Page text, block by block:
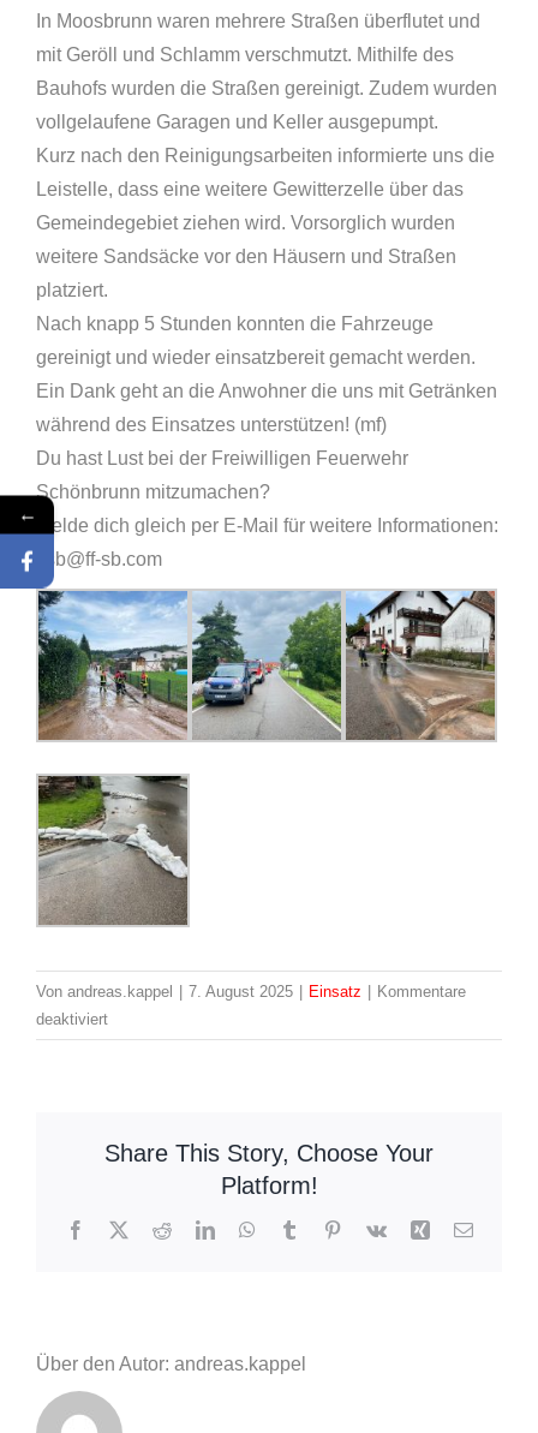
In Moosbrunn waren mehrere Straßen überflutet und
mit Geröll und Schlamm verschmutzt. Mithilfe des
Bauhofs wurden die Straßen gereinigt. Zudem wurden
vollgelaufene Garagen und Keller ausgepumpt.
Kurz nach den Reinigungsarbeiten informierte uns die
Leistelle, dass eine weitere Gewitterzelle über das
Gemeindegebiet ziehen wird. Vorsorglich wurden
weitere Sandsäcke vor den Häusern und Straßen
platziert.
Nach knapp 5 Stunden konnten die Fahrzeuge
gereinigt und wieder einsatzbereit gemacht werden.
Ein Dank geht an die Anwohner die uns mit Getränken
während des Einsatzes unterstützen! (mf)
Du hast Lust bei der Freiwilligen Feuerwehr
Schönbrunn mitzumachen?
Melde dich gleich per E-Mail für weitere Informationen:
ffsb@ff-sb.com
Von andreas.kappel 7. August 2025 Einsatz
Kommentare
deaktiviertfür
Einsatz:
Unwettereinsätze
Share This Story, Choose Your
Platform!
Facebook
X RedditLinkedInWhatsApp
TumblrPinterest
Vk Xing E-
Über den Autor: andreas.kappel
←